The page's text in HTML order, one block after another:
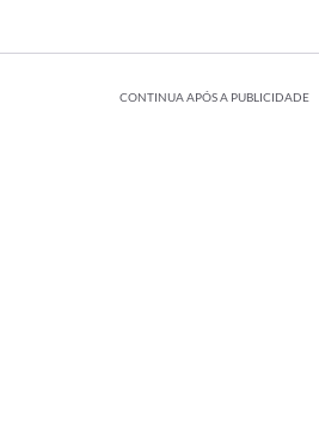
CONTINUA APÓS A PUBLICIDADE